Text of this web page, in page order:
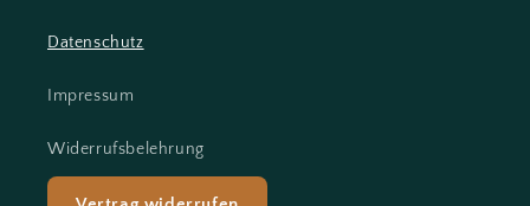
Datenschutz
Impressum
Widerrufsbelehrung